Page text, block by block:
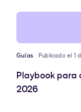
Guías Publicado el 1
Playbook
2026